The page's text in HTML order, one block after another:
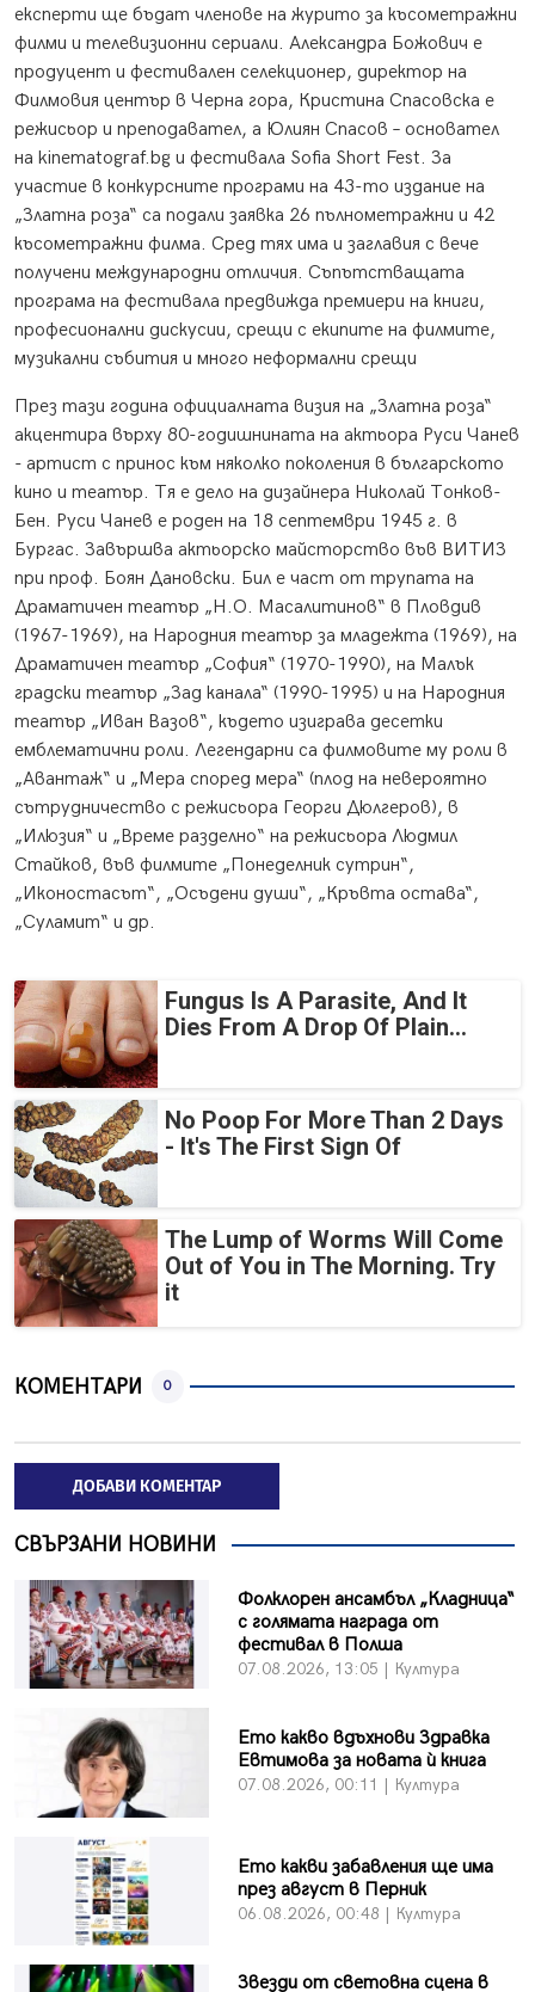
експерти ще бъдат членове на журито за късометражни
филми и телевизионни сериали. Александра Божович е
продуцент и фестивален селекционер, директор на
Филмовия център в Черна гора, Кристина Спасовска е
режисьор и преподавател, а Юлиян Спасов – основател
на kinematograf.bg и фестивала Sofia Short Fest. За
участие в конкурсните програми на 43-то издание на
„Златна роза“ са подали заявка 26 пълнометражни и 42
късометражни филма. Сред тях има и заглавия с вече
получени международни отличия. Съпътстващата
програма на фестивала предвижда премиери на книги,
професионални дискусии, срещи с екипите на филмите,
музикални събития и много неформални срещи
През тази година официалната визия на „Златна роза“
акцентира върху 80-годишнината на актьора Руси Чанев
- артист с принос към няколко поколения в българското
кино и театър. Тя е дело на дизайнера Николай Тонков-
Бен. Руси Чанев е роден на 18 септември 1945 г. в
Бургас. Завършва актьорско майсторство във ВИТИЗ
при проф. Боян Дановски. Бил е част от трупата на
Драматичен театър „Н.О. Масалитинов“ в Пловдив
(1967-1969), на Народния театър за младежта (1969), на
Драматичен театър „София“ (1970-1990), на Малък
градски театър „Зад канала“ (1990-1995) и на Народния
театър „Иван Вазов“, където изиграва десетки
емблематични роли. Легендарни са филмовите му роли в
„Авантаж“ и „Мера според мера“ (плод на невероятно
сътрудничество с режисьора Георги Дюлгеров), в
„Илюзия“ и „Време разделно“ на режисьора Людмил
Стайков, във филмите „Понеделник сутрин“,
„Иконостасът“, „Осъдени души“, „Кръвта остава“,
„Суламит“ и др.
Fungus Is A Parasite, And It
Dies From A Drop Of Plain...
No Poop For More Than 2 Days
- It's The First Sign Of
The Lump of Worms Will Come
Out of You in The Morning. Try
it
КОМЕНТАРИ 0
ДОБАВИ КОМЕНТАР
СВЪРЗАНИ НОВИНИ
Фолклорен ансамбъл „Кладница“
с голямата награда от
фестивал в Полша
07.08.2026, 13:05 | Култура
Ето какво вдъхнови Здравка
Евтимова за новата ѝ книга
07.08.2026, 00:11 | Култура
Ето какви забавления ще има
през август в Перник
06.08.2026, 00:48 | Култура
Звезди от световна сцена в